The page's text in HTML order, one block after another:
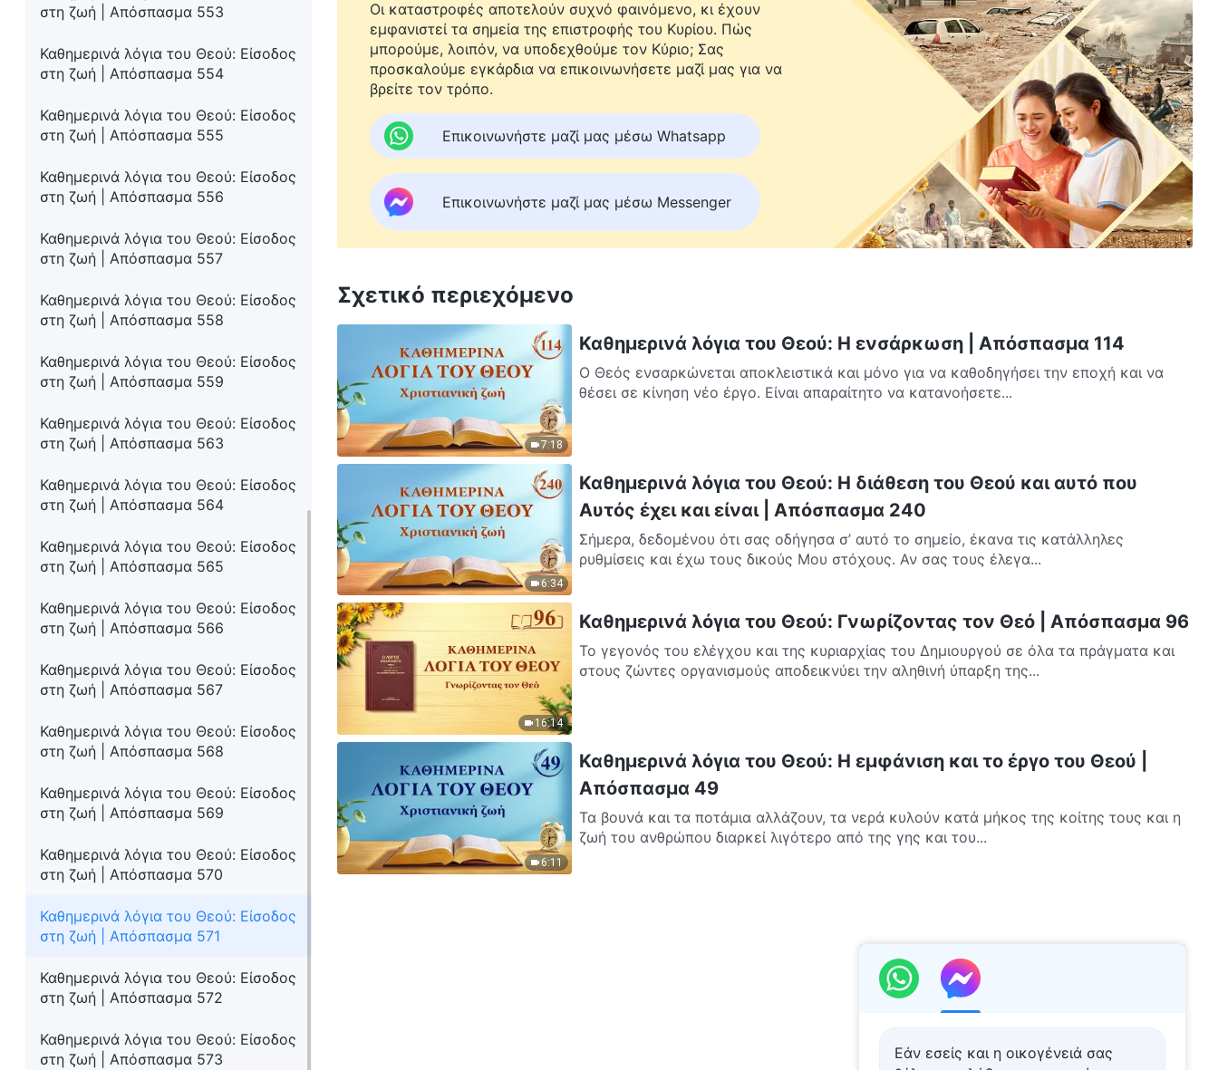
στη ζωή | Απόσπασμα 553
Καθημερινά λόγια του Θεού: Είσοδος
στη ζωή | Απόσπασμα 554
Καθημερινά λόγια του Θεού: Είσοδος
στη ζωή | Απόσπασμα 555
Καθημερινά λόγια του Θεού: Είσοδος
στη ζωή | Απόσπασμα 556
Καθημερινά λόγια του Θεού: Είσοδος
στη ζωή | Απόσπασμα 557
Καθημερινά λόγια του Θεού: Είσοδος
στη ζωή | Απόσπασμα 558
Καθημερινά λόγια του Θεού: Είσοδος
στη ζωή | Απόσπασμα 559
Καθημερινά λόγια του Θεού: Είσοδος
στη ζωή | Απόσπασμα 563
Καθημερινά λόγια του Θεού: Είσοδος
στη ζωή | Απόσπασμα 564
Καθημερινά λόγια του Θεού: Είσοδος
στη ζωή | Απόσπασμα 565
Καθημερινά λόγια του Θεού: Είσοδος
στη ζωή | Απόσπασμα 566
Καθημερινά λόγια του Θεού: Είσοδος
στη ζωή | Απόσπασμα 567
Καθημερινά λόγια του Θεού: Είσοδος
στη ζωή | Απόσπασμα 568
Καθημερινά λόγια του Θεού: Είσοδος
στη ζωή | Απόσπασμα 569
Καθημερινά λόγια του Θεού: Είσοδος
στη ζωή | Απόσπασμα 570
Καθημερινά λόγια του Θεού: Είσοδος
στη ζωή | Απόσπασμα 571
Καθημερινά λόγια του Θεού: Είσοδος
στη ζωή | Απόσπασμα 572
Καθημερινά λόγια του Θεού: Είσοδος
στη ζωή | Απόσπασμα 573
Οι καταστροφές αποτελούν συχνό φαινόμενο, κι έχουν
εμφανιστεί τα σημεία της επιστροφής του Κυρίου. Πώς
μπορούμε, λοιπόν, να υποδεχθούμε τον Κύριο; Σας
προσκαλούμε εγκάρδια να επικοινωνήσετε μαζί μας για να
βρείτε τον τρόπο.
Επικοινωνήστε μαζί μας μέσω Whatsapp
Επικοινωνήστε μαζί μας μέσω Messenger
Σχετικό περιεχόμενο
7:18
Καθημερινά λόγια του Θεού: Η ενσάρκωση | Απόσπασμα 114
Ο Θεός ενσαρκώνεται αποκλειστικά και μόνο για να καθοδηγήσει την εποχή και να
θέσει σε κίνηση νέο έργο. Είναι απαραίτητο να κατανοήσετε...
6:34
Καθημερινά λόγια του Θεού: Η διάθεση του Θεού και αυτό που
Αυτός έχει και είναι | Απόσπασμα 240
Σήμερα, δεδομένου ότι σας οδήγησα σ’ αυτό το σημείο, έκανα τις κατάλληλες
ρυθμίσεις και έχω τους δικούς Μου στόχους. Αν σας τους έλεγα...
16:14
Καθημερινά λόγια του Θεού: Γνωρίζοντας τον Θεό | Απόσπασμα 96
Το γεγονός του ελέγχου και της κυριαρχίας του Δημιουργού σε όλα τα πράγματα και
στους ζώντες οργανισμούς αποδεικνύει την αληθινή ύπαρξη της...
6:11
Καθημερινά λόγια του Θεού: Η εμφάνιση και το έργο του Θεού |
Απόσπασμα 49
Τα βουνά και τα ποτάμια αλλάζουν, τα νερά κυλούν κατά μήκος της κοίτης τους και η
ζωή του ανθρώπου διαρκεί λιγότερο από της γης και του...
Εάν εσείς και η οικογένειά σας